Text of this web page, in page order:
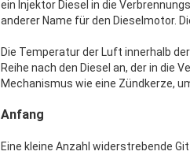
ein Injektor Diesel in die
anderer Name für den Dieselmotor.
Die Temperatur der Luft innerhalb
Reihe nach den Diesel an, der in die
Mechanismus wie eine Zündkerze,
Anfang
Eine kleine Anzahl widerstrebende